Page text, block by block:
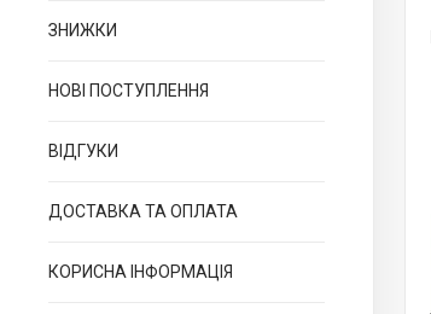
ЗНИЖКИ
НОВІ ПОСТУПЛЕННЯ
ВІДГУКИ
ДОСТАВКА ТА ОПЛАТА
КОРИСНА ІНФОРМАЦІЯ